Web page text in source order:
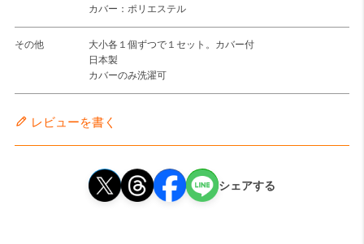
カバー：ポリエステル
その他
大小各１個ずつで１セット。カバー付
日本製
カバーのみ洗濯可
レビューを書く
シェアする